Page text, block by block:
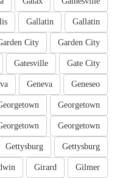
Gallatin
Gallatin
Garden City
City
Gate City
Gatesville
Geneseo
Geneva
Georgetown
Georgetown
Gettysburg
Gettysburg
Gilmer
Girard